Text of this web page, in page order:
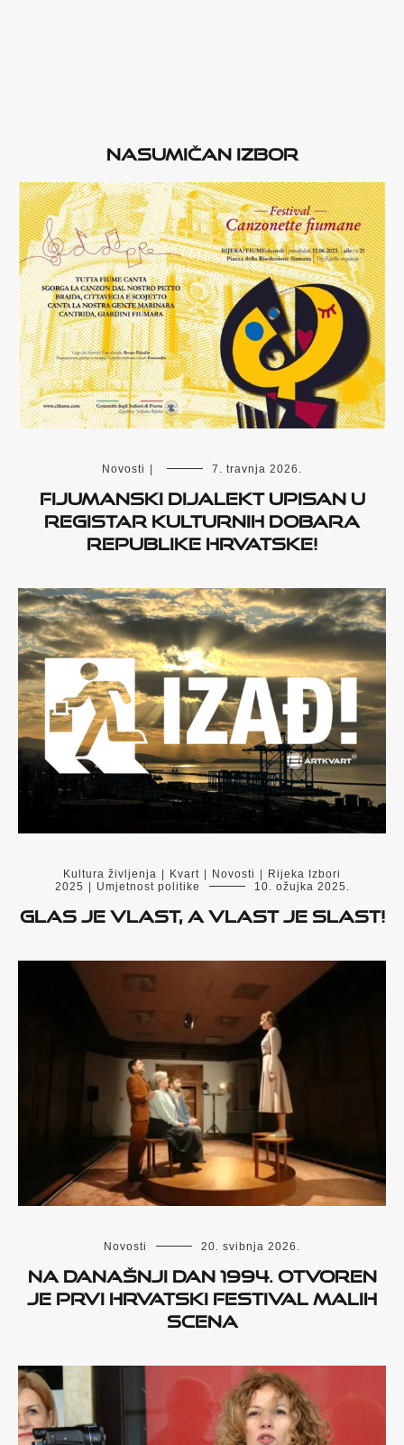
Nasumičan izbor
Novosti 7. travnja 2026.
Fijumanski dijalekt upisan u
Registar kulturnih dobara
Republike Hrvatske!
Kultura življenja Kvart Novosti
Rijeka Izbori
2025
Umjetnost politike 10. ožujka 2025.
Glas je vlast, a vlast je slast!
Novosti 20. svibnja 2026.
Na današnji dan 1994. otvoren
je prvi Hrvatski festival malih
scena